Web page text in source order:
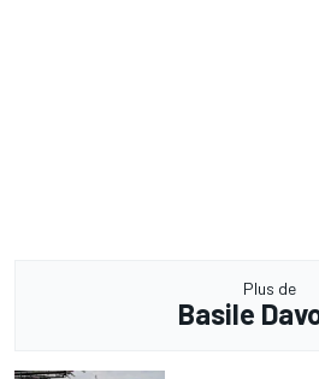
Plus de
Basile